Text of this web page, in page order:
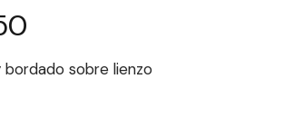
sobre lienzo